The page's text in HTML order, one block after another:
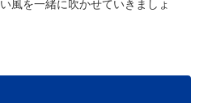
風を一緒に吹かせていきましょ